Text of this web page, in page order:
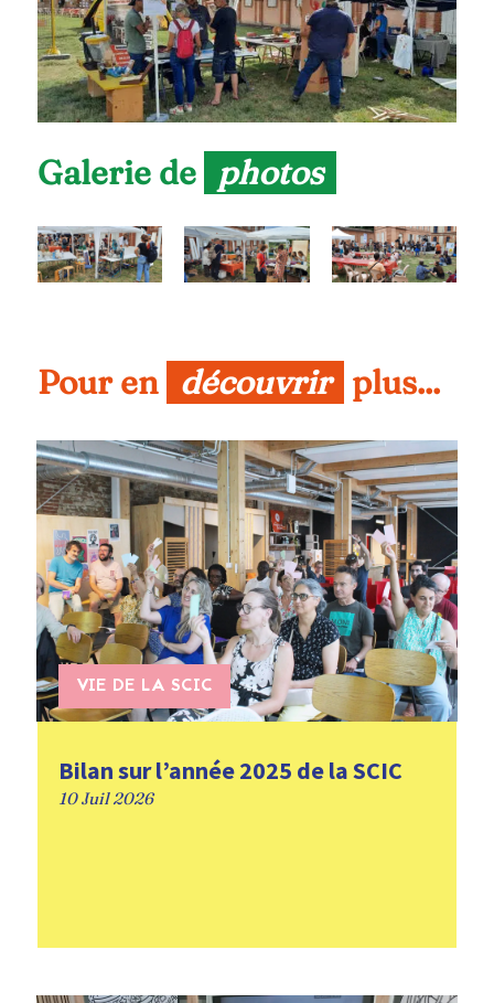
Galerie de photos
Pour en découvrir plus...
VIE DE LA SCIC
Bilan sur l’année 2025 de la SCIC
10 Juil 2026